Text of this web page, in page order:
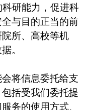
研能力，促进科
与目的正当的前
所、高校等机
。
将信息委托给支
括受我们委托提
务的使用方式、